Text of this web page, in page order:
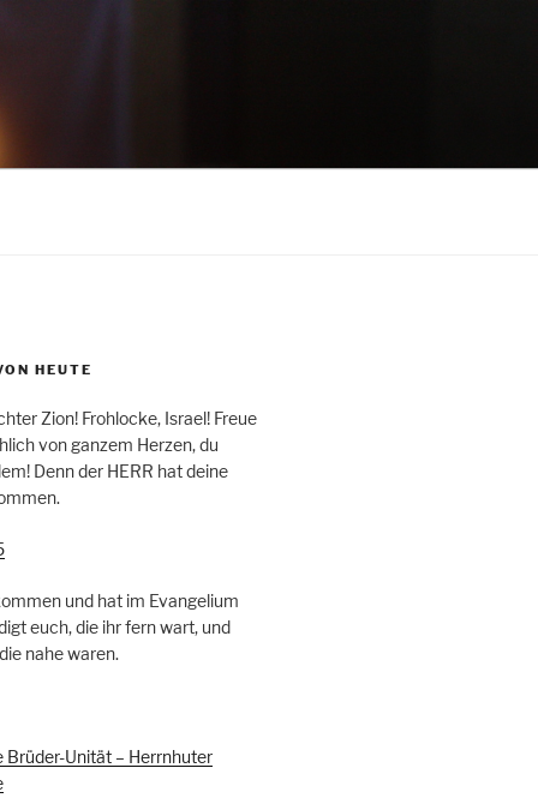
HEUTE
Zion! Frohlocke, Israel! Freue
von ganzem Herzen, du
Denn der HERR hat deine
und hat im Evangelium
euch, die ihr fern wart, und
nahe waren.
Brüder-Unität – Herrnhuter